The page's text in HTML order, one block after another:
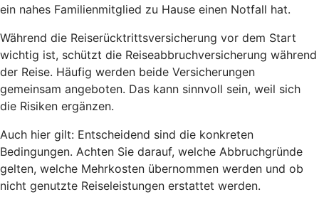
ein nahes Familienmitglied zu Hause einen Notfall hat.
Während die Reiserücktrittsversicherung vor dem Start
wichtig ist, schützt die Reiseabbruchversicherung während
der Reise. Häufig werden beide Versicherungen
gemeinsam angeboten. Das kann sinnvoll sein, weil sich
die Risiken ergänzen.
Auch hier gilt: Entscheidend sind die konkreten
Bedingungen. Achten Sie darauf, welche Abbruchgründe
gelten, welche Mehrkosten übernommen werden und ob
nicht genutzte Reiseleistungen erstattet werden.